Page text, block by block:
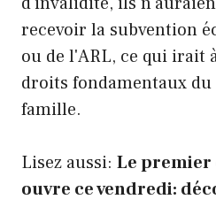
recevoir la subvention
ou de l'ARL, ce qui irait
droits fondamentaux
famille.
Lisez aussi: Le premier
ouvre ce vendredi: